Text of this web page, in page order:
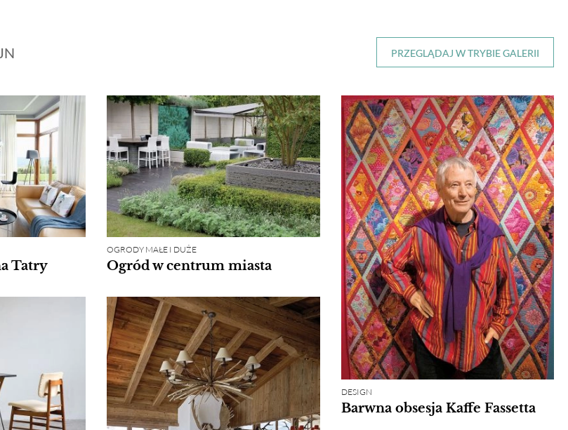
PRZEGLĄDAJ W TRYBIE GALERII
Tatry
OGRODY MAŁE I DUŻE
Ogród w centrum miasta
DESIGN
Barwna obsesja Kaffe Fassetta